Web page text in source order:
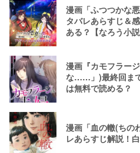
漫画「ふつつかな
タバレあらすじ＆
ある？【なろう小説
漫画『カモフラー
な……」)最終回ま
は無料で読める？
漫画「血の轍(ちの
レあらすじ解説！